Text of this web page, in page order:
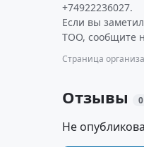
+74922236027.
Если вы
ТОО, сообщите
Страница
Отзывы 0
Не